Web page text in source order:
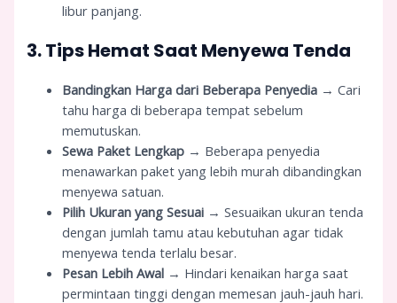
libur panjang.
3. Tips Hemat Saat Menyewa Tenda
Bandingkan Harga dari Beberapa Penyedia → Cari
tahu harga di beberapa tempat sebelum
memutuskan.
Sewa Paket Lengkap → Beberapa penyedia
menawarkan paket yang lebih murah dibandingkan
menyewa satuan.
Pilih Ukuran yang Sesuai → Sesuaikan ukuran tenda
dengan jumlah tamu atau kebutuhan agar tidak
menyewa tenda terlalu besar.
Pesan Lebih Awal → Hindari kenaikan harga saat
permintaan tinggi dengan memesan jauh-jauh hari.